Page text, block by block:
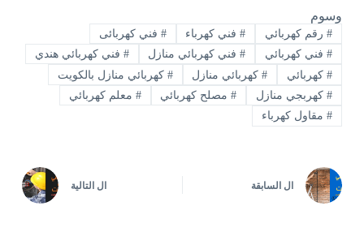
وسوم
#رقم كهربائي #فني كهرباء # فني كهربائى
#فني كهربائي #فني كهربائي منازل # فني كهربائي هندي
#كهربائي #كهربائي منازل # كهربائي منازل بالكويت
#كهربجي منازل #مصلح كهربائي # معلم كهربائي
#مقاول كهرباء
ال السابقة ال التالية